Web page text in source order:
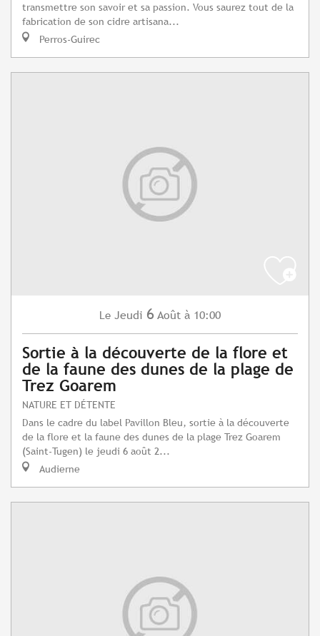
transmettre son savoir et sa passion. Vous saurez tout de la
fabrication de son cidre artisana...
Perros-Guirec
Le Jeudi 6 Août à 10:00
Sortie à la découverte de la flore et
de la faune des dunes de la plage de
Trez Goarem
NATURE ET DÉTENTE
Dans le cadre du label Pavillon Bleu, sortie à la découverte
de la flore et la faune des dunes de la plage Trez Goarem
(Saint-Tugen) le jeudi 6 août 2...
Audierne